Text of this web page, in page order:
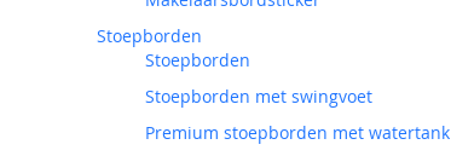
Stoepborden
Stoepborden
Stoepborden met swingvoet
Premium stoepborden met watertank